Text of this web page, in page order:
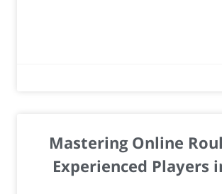
Mastering Online
Experienced Players